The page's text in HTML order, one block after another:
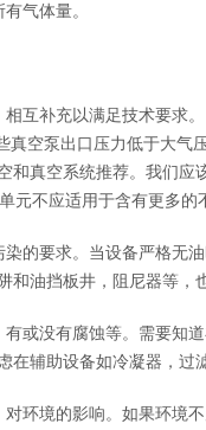
气体量。
互补充以满足技术要求。
真空泵出口压力低于大
真空系统推荐。我们
不应适用于含有更多的
的要求。当设备严格无
油挡板井，阻尼器等，
或没有腐蚀等。需要知
辅助设备如冷凝器，过
环境的影响。如果环境